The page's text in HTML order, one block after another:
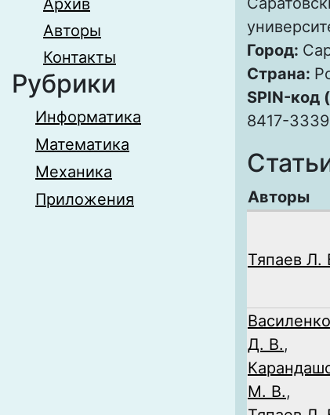
Архив
Авторы
Контакты
Рубрики
Информатика
Математика
Механика
Приложения
Город:
Страна:
SPIN-код
8417-3339
Авторы
Тяпаев Л.
Василенко
Д. В.,
М. В.,